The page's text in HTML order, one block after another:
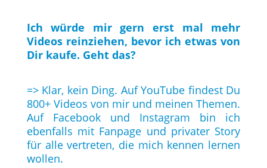
Ich würde mir gern erst mal mehr
Videos reinziehen, bevor ich etwas von
Dir kaufe. Geht das?
=> Klar, kein Ding. Auf YouTube findest Du
800+ Videos von mir und meinen Themen.
Auf Facebook und Instagram bin ich
ebenfalls mit Fanpage und privater Story
für alle vertreten, die mich kennen lernen
wollen.